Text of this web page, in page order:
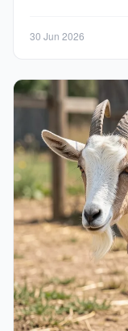
30 Jun 2026